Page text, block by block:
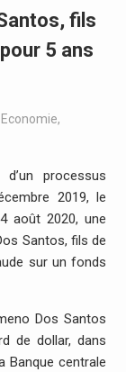
fils
5 ans
Economie,
processus
2019, le
août 2020, une
Santos, fils de
sur un fonds
Dos Santos
de dollar, dans
Banque centrale